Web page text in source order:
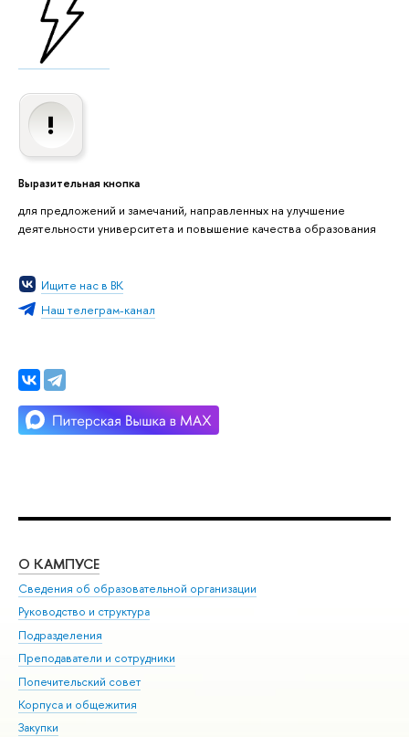
Выразительная кнопка
для предложений и замечаний, направленных на улучшение
деятельности университета и повышение качества образования
Ищите нас в ВК
Наш телеграм-канал
О КАМПУСЕ
Сведения об образовательной организации
Руководство и структура
Подразделения
Преподаватели и сотрудники
Попечительский совет
Корпуса и общежития
Закупки